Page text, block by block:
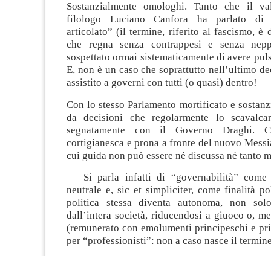
Sostanzialmente omologhi. Tanto che il
filologo Luciano Canfora ha parlato di
articolato” (il termine, riferito al fascismo, è
che regna senza contrappesi e senza
sospettato ormai sistematicamente di avere
E, non è un caso che soprattutto nell’ultimo
assistito a governi con tutti (o quasi) dentro!
Con lo stesso Parlamento mortificato e
da decisioni che regolarmente lo
segnatamente con il Governo Draghi.
cortigianesca e prona a fronte del nuovo
cui guida non può essere né discussa né tanto
Si parla infatti di “governabilità” come
neutrale e, sic et simpliciter, come finalità
politica stessa diventa autonoma, non
dall’intera società, riducendosi a giuoco o,
(remunerato con emolumenti principeschi e
per “professionisti”: non a caso nasce il